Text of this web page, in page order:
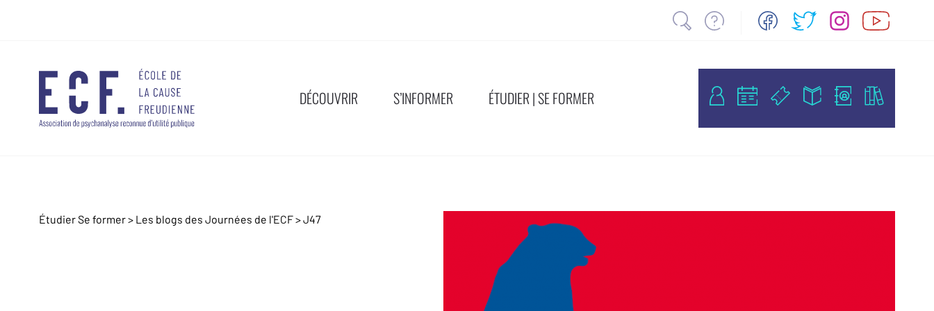
DÉCOUVRIR S’INFORMER ÉTUDIER | SE FORMER
Étudier Se former > Les blogs des Journées de l'ECF>J47